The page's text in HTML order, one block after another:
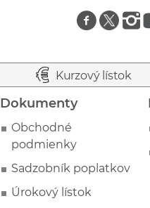
Znajdź nas na facebooku
Znajdź nas naZnajdź nas
Kurzový lístok
Dokumenty
Obchodné
podmienky
Sadzobník poplatkov
Úrokový lístok